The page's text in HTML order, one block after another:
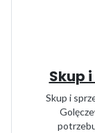
Skup
Skup i